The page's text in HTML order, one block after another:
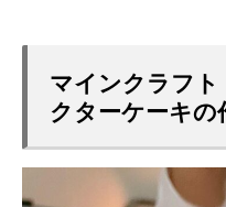
マインクラフト
クターケーキの